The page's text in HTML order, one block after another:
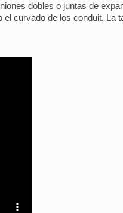
dobles o juntas de
curvado de los conduit. La